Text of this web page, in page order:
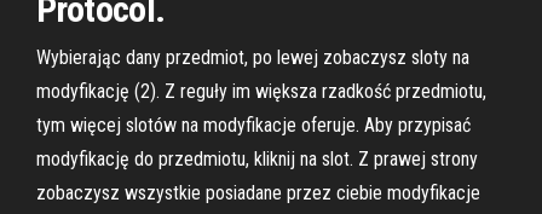
Protocol.
Wybierając dany przedmiot, po lewej zobaczysz sloty na
modyfikację (2). Z reguły im większa rzadkość przedmiotu,
tym więcej slotów na modyfikacje oferuje. Aby przypisać
modyfikację do przedmiotu, kliknij na slot. Z prawej strony
zobaczysz wszystkie posiadane przez ciebie modyfikacje